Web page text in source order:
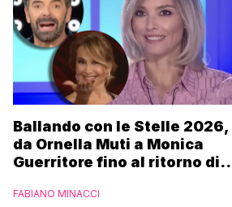
Ballando con le Stelle 2026,
da Ornella Muti a Monica
Guerritore fino al ritorno di
l’esclusiva di Gabriele
FABIANO MINACCI